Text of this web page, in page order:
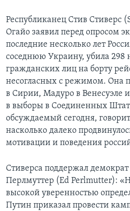
Республиканец Стив Стиверс
Огайо заявил перед опросом
последние несколько лет
соседнюю Украину, убила 298
гражданских лиц на борту
несогласных с режимом. Она
в Сирии, Мадуро в Венесуэле
в выборы в Соединенных
обсуждаемый сегодня,
насколько далеко
мотивации и поведения
Стиверса поддержал
Перлмуттер (Ed Perlmutter):
высокой уверенностью
Путин приказал провести